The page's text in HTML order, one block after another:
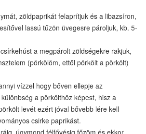
zöldpaprikát felaprítjuk és a libazsíron,
lassú tűzön üvegesre pároljuk, kb. 5-
a megpárolt zöldségekre rakjuk,
(pörkölöm, ettől pörkölt a pörkölt)
vízzel hogy bőven ellepje az
a pörkölthöz képest, hisz a
levét ezért jóval bővebb lére kell
csirke paprikást.
úgymond félfővésig főzöm és ekkor